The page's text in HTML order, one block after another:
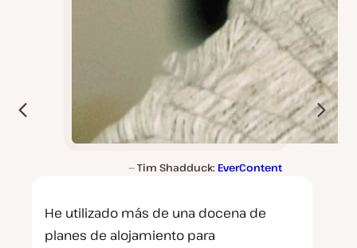
Tim Shadduck: EverContent
He utilizado más de una docena de
planes de alojamiento para